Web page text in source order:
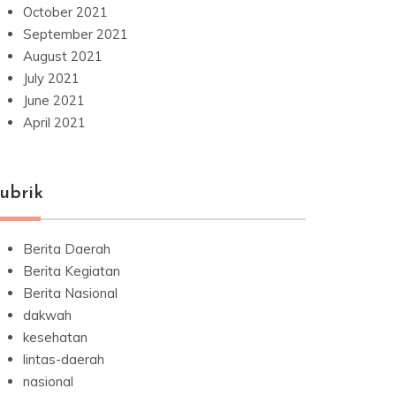
October 2021
September 2021
August 2021
July 2021
June 2021
April 2021
Berita Daerah
Berita Kegiatan
Berita Nasional
dakwah
kesehatan
lintas-daerah
nasional